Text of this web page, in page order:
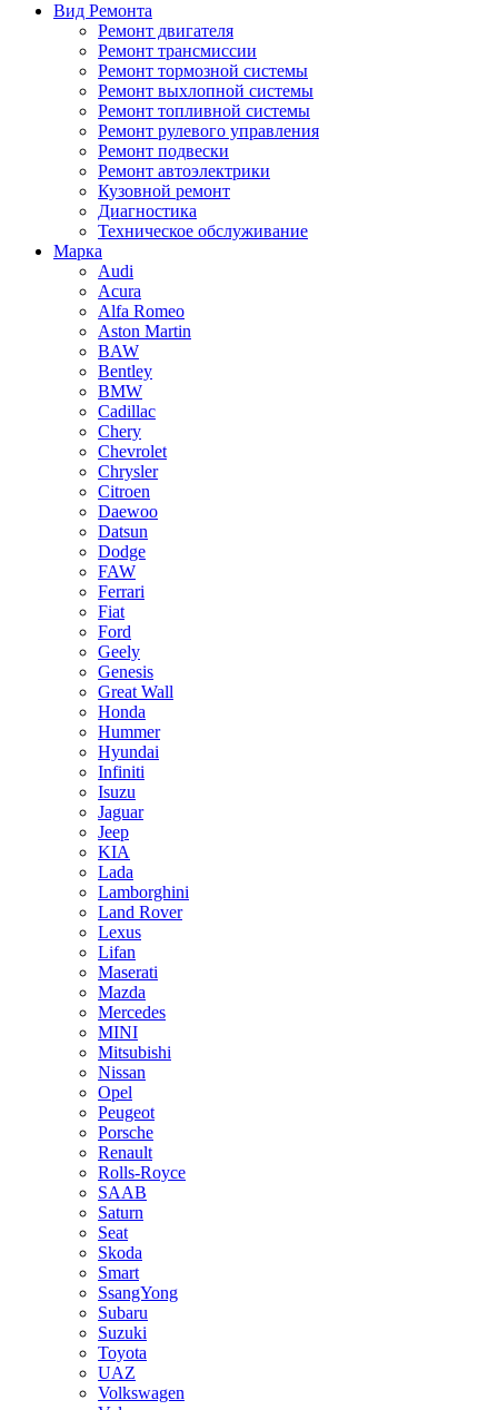
Вид Ремонта
Ремонт двигателя
Ремонт трансмиссии
Ремонт тормозной системы
Ремонт выхлопной системы
Ремонт топливной системы
Ремонт рулевого управления
Ремонт подвески
Ремонт автоэлектрики
Кузовной ремонт
Диагностика
Техническое обслуживание
Марка
Audi
Acura
Alfa Romeo
Aston Martin
BAW
Bentley
BMW
Cadillac
Chery
Chevrolet
Chrysler
Citroen
Daewoo
Datsun
Dodge
FAW
Ferrari
Fiat
Ford
Geely
Genesis
Great Wall
Honda
Hummer
Hyundai
Infiniti
Isuzu
Jaguar
Jeep
KIA
Lada
Lamborghini
Land Rover
Lexus
Lifan
Maserati
Mazda
Mercedes
MINI
Mitsubishi
Nissan
Opel
Peugeot
Porsche
Renault
Rolls-Royce
SAAB
Saturn
Seat
Skoda
Smart
SsangYong
Subaru
Suzuki
Toyota
UAZ
Volkswagen